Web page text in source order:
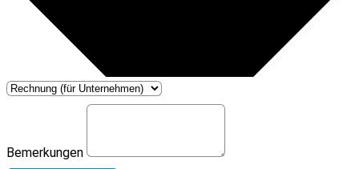
Bemerkungen